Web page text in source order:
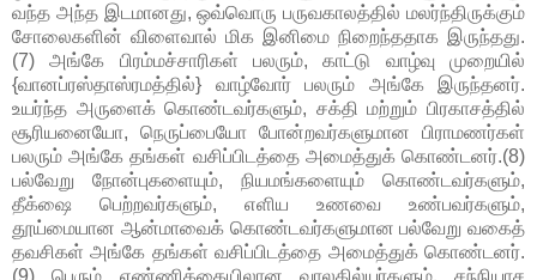
வந்த அந்த இடமானது, ஒவ்வொரு பருவகாலத்தில் மலர்ந்திருக்கும்
சோலைகளின் விளைவால் மிக இனிமை நிறைந்ததாக இருந்தது.
(7) அங்கே பிரம்மச்சாரிகள் பலரும், காட்டு வாழ்வு முறையில்
{வானப்ரஸ்தாஸ்ரமத்தில்} வாழ்வோர் பலரும் அங்கே இருந்தனர்.
உயர்ந்த அருளைக் கொண்டவர்களும், சக்தி மற்றும் பிரகாசத்தில்
சூரியனையோ, நெருப்பையோ போன்றவர்களுமான பிராமணர்கள்
பலரும் அங்கே தங்கள் வசிப்பிடத்தை அமைத்துக் கொண்டனர்.(8)
பல்வேறு நோன்புகளையும், நியமங்களையும் கொண்டவர்களும்,
தீக்ஷை பெற்றவர்களும், எளிய உணவை உண்பவர்களும்,
தூய்மையான ஆன்மாவைக் கொண்டவர்களுமான பல்வேறு வகைத்
தவசிகள் அங்கே தங்கள் வசிப்பிடத்தை அமைத்துக் கொண்டனர்.
(9) பெரும் எண்ணிக்கையிலான வாலகில்யர்களும், சந்நியாச